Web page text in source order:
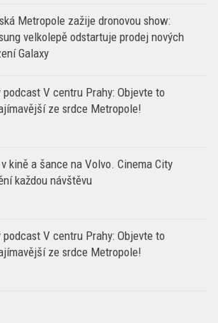
Metropole zažije dronovou show:
velkolepě odstartuje prodej nových
Galaxy
podcast V centru Prahy: Objevte to
ze srdce Metropole!
kině a šance na Volvo. Cinema City
každou návštěvu
podcast V centru Prahy: Objevte to
ze srdce Metropole!